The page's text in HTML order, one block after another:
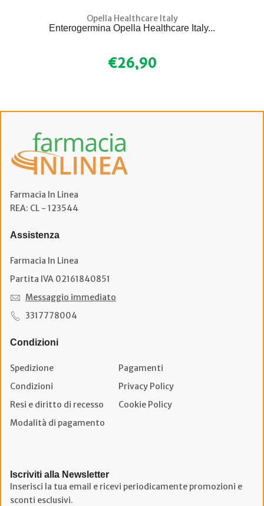
Opella Healthcare Italy
Enterogermina Opella Healthcare Italy...
€26,90
Farmacia In Linea
REA: CL - 123544
Assistenza
Farmacia In Linea
Partita IVA 02161840851
Messaggio immediato
3317778004
Condizioni
Spedizione
Pagamenti
Condizioni
Privacy Policy
Resi e diritto di recesso
Cookie Policy
Modalità di pagamento
Iscriviti alla Newsletter
Inserisci la tua email e ricevi periodicamente promozioni e
sconti esclusivi.